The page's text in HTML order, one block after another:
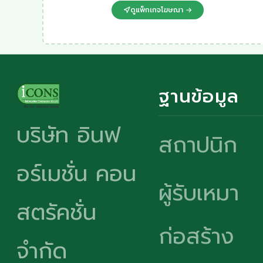
ดูแพ็กเกจโฆษณา →
บริษัท อินฟ
อร์เมชั่น คอน
สตรัคชั่น
จำกัด
ฐานข้อมูล
สถาปนิก
ผู้รับเหมา
ก่อสร้าง